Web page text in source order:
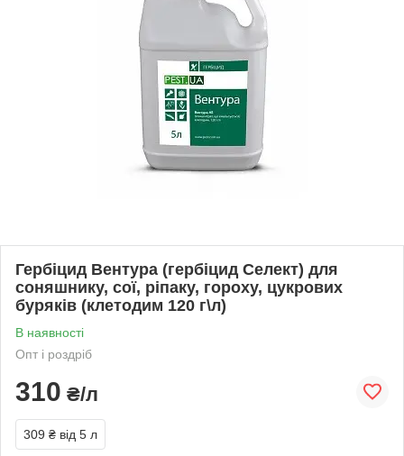
Гербіцид Вентура (гербіцид Селект) для
соняшнику, сої, ріпаку, гороху, цукрових
буряків (клетодим 120 г\л)
В наявності
Опт і роздріб
310 ₴/л
309 ₴ від 5 л